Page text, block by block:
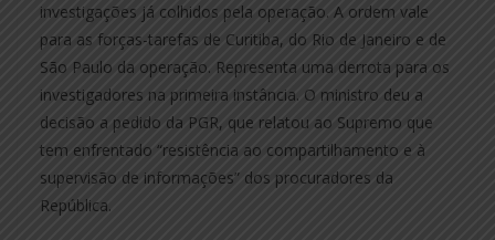
investigações já colhidos pela operação. A ordem vale
para as forças-tarefas de Curitiba, do Rio de Janeiro e de
São Paulo da operação. Representa uma derrota para os
investigadores na primeira instância. O ministro deu a
decisão a pedido da PGR, que relatou ao Supremo que
tem enfrentado “resistência ao compartilhamento e à
supervisão de informações” dos procuradores da
República.